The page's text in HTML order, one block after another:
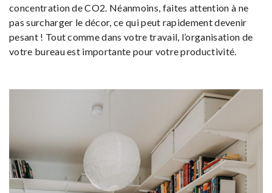
concentration de CO2. Néanmoins, faites attention à ne
pas surcharger le décor, ce qui peut rapidement devenir
pesant ! Tout comme dans votre travail, l’organisation de
votre bureau est importante pour votre productivité.